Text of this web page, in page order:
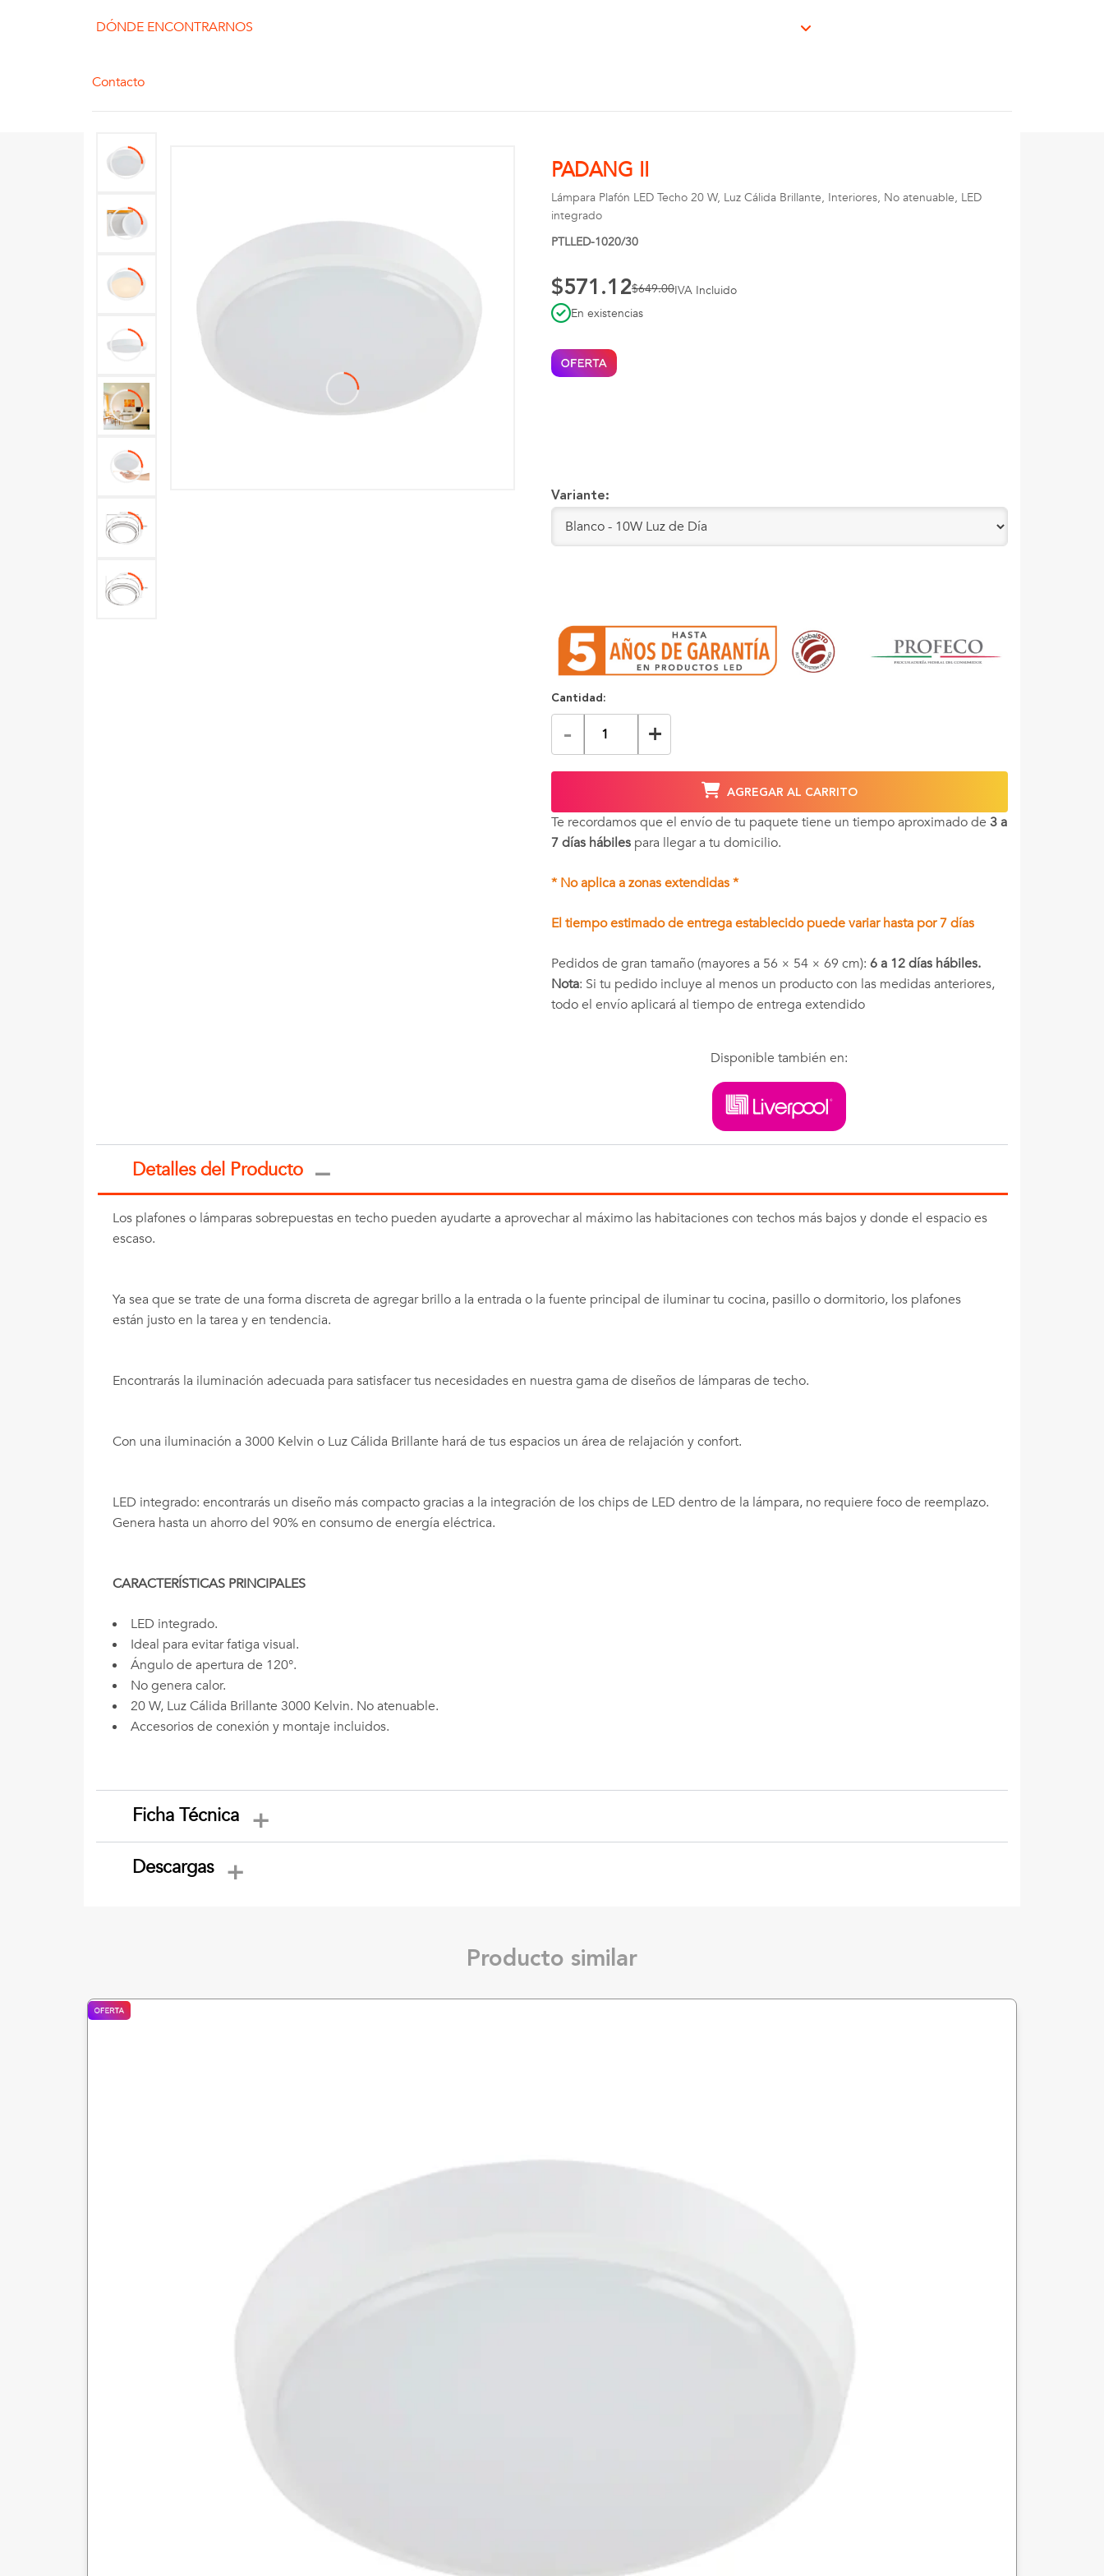
DÓNDE ENCONTRARNOS
Contacto
PADANG II
Lámpara Plafón LED Techo 20 W, Luz Cálida Brillante, Interiores, No atenuable, LED
integrado
PTLLED-1020/30
$571.12$649.00IVA Incluido
En existencias
Variante:
Cantidad:
- +
AGREGAR AL CARRITO
Te recordamos que el envío de tu paquete tiene un tiempo aproximado de 3 a
7 días hábilespara llegar a tu domicilio.
* No aplica a zonas extendidas *
El tiempo estimado de entrega establecido puede variar hasta por 7 días
Pedidos de gran tamaño (mayores a 56 × 54 × 69 cm): 6 a 12 días hábiles.
Nota: Si tu pedido incluye al menos un producto con las medidas anteriores,
todo el envío aplicará al tiempo de entrega extendido
Disponible también en:
Detalles del Producto
Los plafones o lámparas sobrepuestas en techo pueden ayudarte a aprovechar al máximo las habitaciones con techos más bajos y donde el espacio es
escaso.
Ya sea que se trate de una forma discreta de agregar brillo a la entrada o la fuente principal de iluminar tu cocina, pasillo o dormitorio, los plafones
están justo en la tarea y en tendencia.
Encontrarás la iluminación adecuada para satisfacer tus necesidades en nuestra gama de diseños de lámparas de techo.
Con una iluminación a 3000 Kelvin o Luz Cálida Brillante hará de tus espacios un área de relajación y confort.
LED integrado: encontrarás un diseño más compacto gracias a la integración de los chips de LED dentro de la lámpara, no requiere foco de reemplazo.
Genera hasta un ahorro del 90% en consumo de energía eléctrica.
CARACTERÍSTICAS PRINCIPALES
LED integrado.
Ideal para evitar fatiga visual.
Ángulo de apertura de 120°.
No genera calor.
20 W, Luz Cálida Brillante 3000 Kelvin. No atenuable.
Accesorios de conexión y montaje incluidos.
Ficha Técnica
Descargas
Producto similar